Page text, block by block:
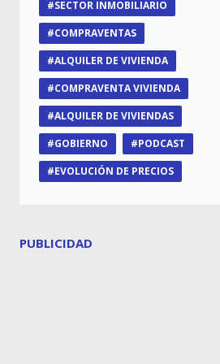
SECTOR INMOBILIARIO
COMPRAVENTAS
ALQUILER DE VIVIENDA
COMPRAVENTA VIVIENDA
ALQUILER DE VIVIENDAS
GOBIERNO
PODCAST
EVOLUCIÓN DE PRECIOS
PUBLICIDAD